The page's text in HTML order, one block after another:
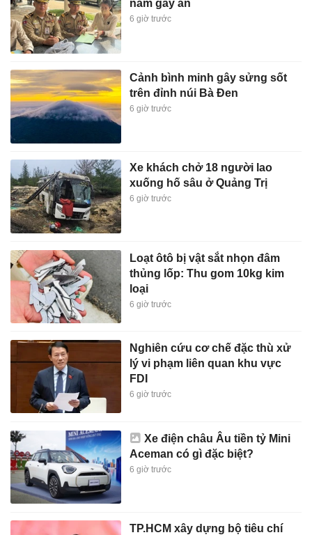
năm gây án
6 giờ trước
Cảnh bình minh gây sửng sốt
trên đỉnh núi Bà Đen
6 giờ trước
Xe khách chở 18 người lao
xuống hố sâu ở Quảng Trị
6 giờ trước
Loạt ôtô bị vật sắt nhọn đâm
thủng lốp: Thu gom 10kg kim
loại
6 giờ trước
Nghiên cứu cơ chế đặc thù xử
lý vi phạm liên quan khu vực
FDI
6 giờ trước
Xe điện châu Âu tiền tỷ Mini
Aceman có gì đặc biệt?
6 giờ trước
TP.HCM xây dựng bộ tiêu chí